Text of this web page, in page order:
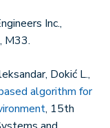
Inc.,
, M33.
Dokić L.,
algorithm for
, 15th